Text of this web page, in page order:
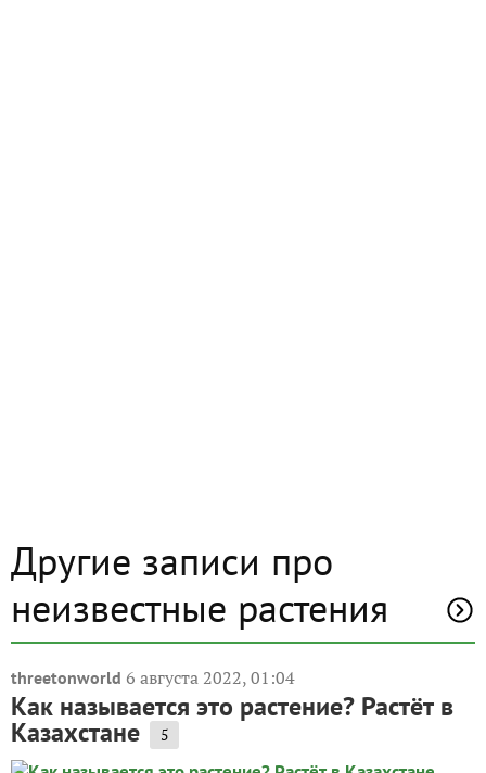
Другие записи про
неизвестные растения
threetonworld 6 августа 2022, 01:04
Как называется это растение? Растёт в
Казахстане 5